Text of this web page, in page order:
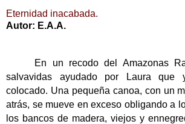
Eternidad inacabada.
Autor: E.A.A.
En un recodo del Amazonas
salvavidas ayudado por Laura
colocado. Una pequeña canoa, con un
atrás, se mueve en exceso obligando a
los bancos de madera, viejos y